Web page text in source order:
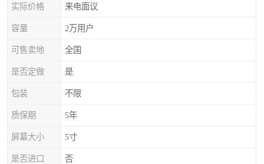
实际价格 来电面议
容量 2万用户
可售卖地 全国
是否定做 是
包装 不限
质保期 5年
屏幕大小 5寸
是否进口 否